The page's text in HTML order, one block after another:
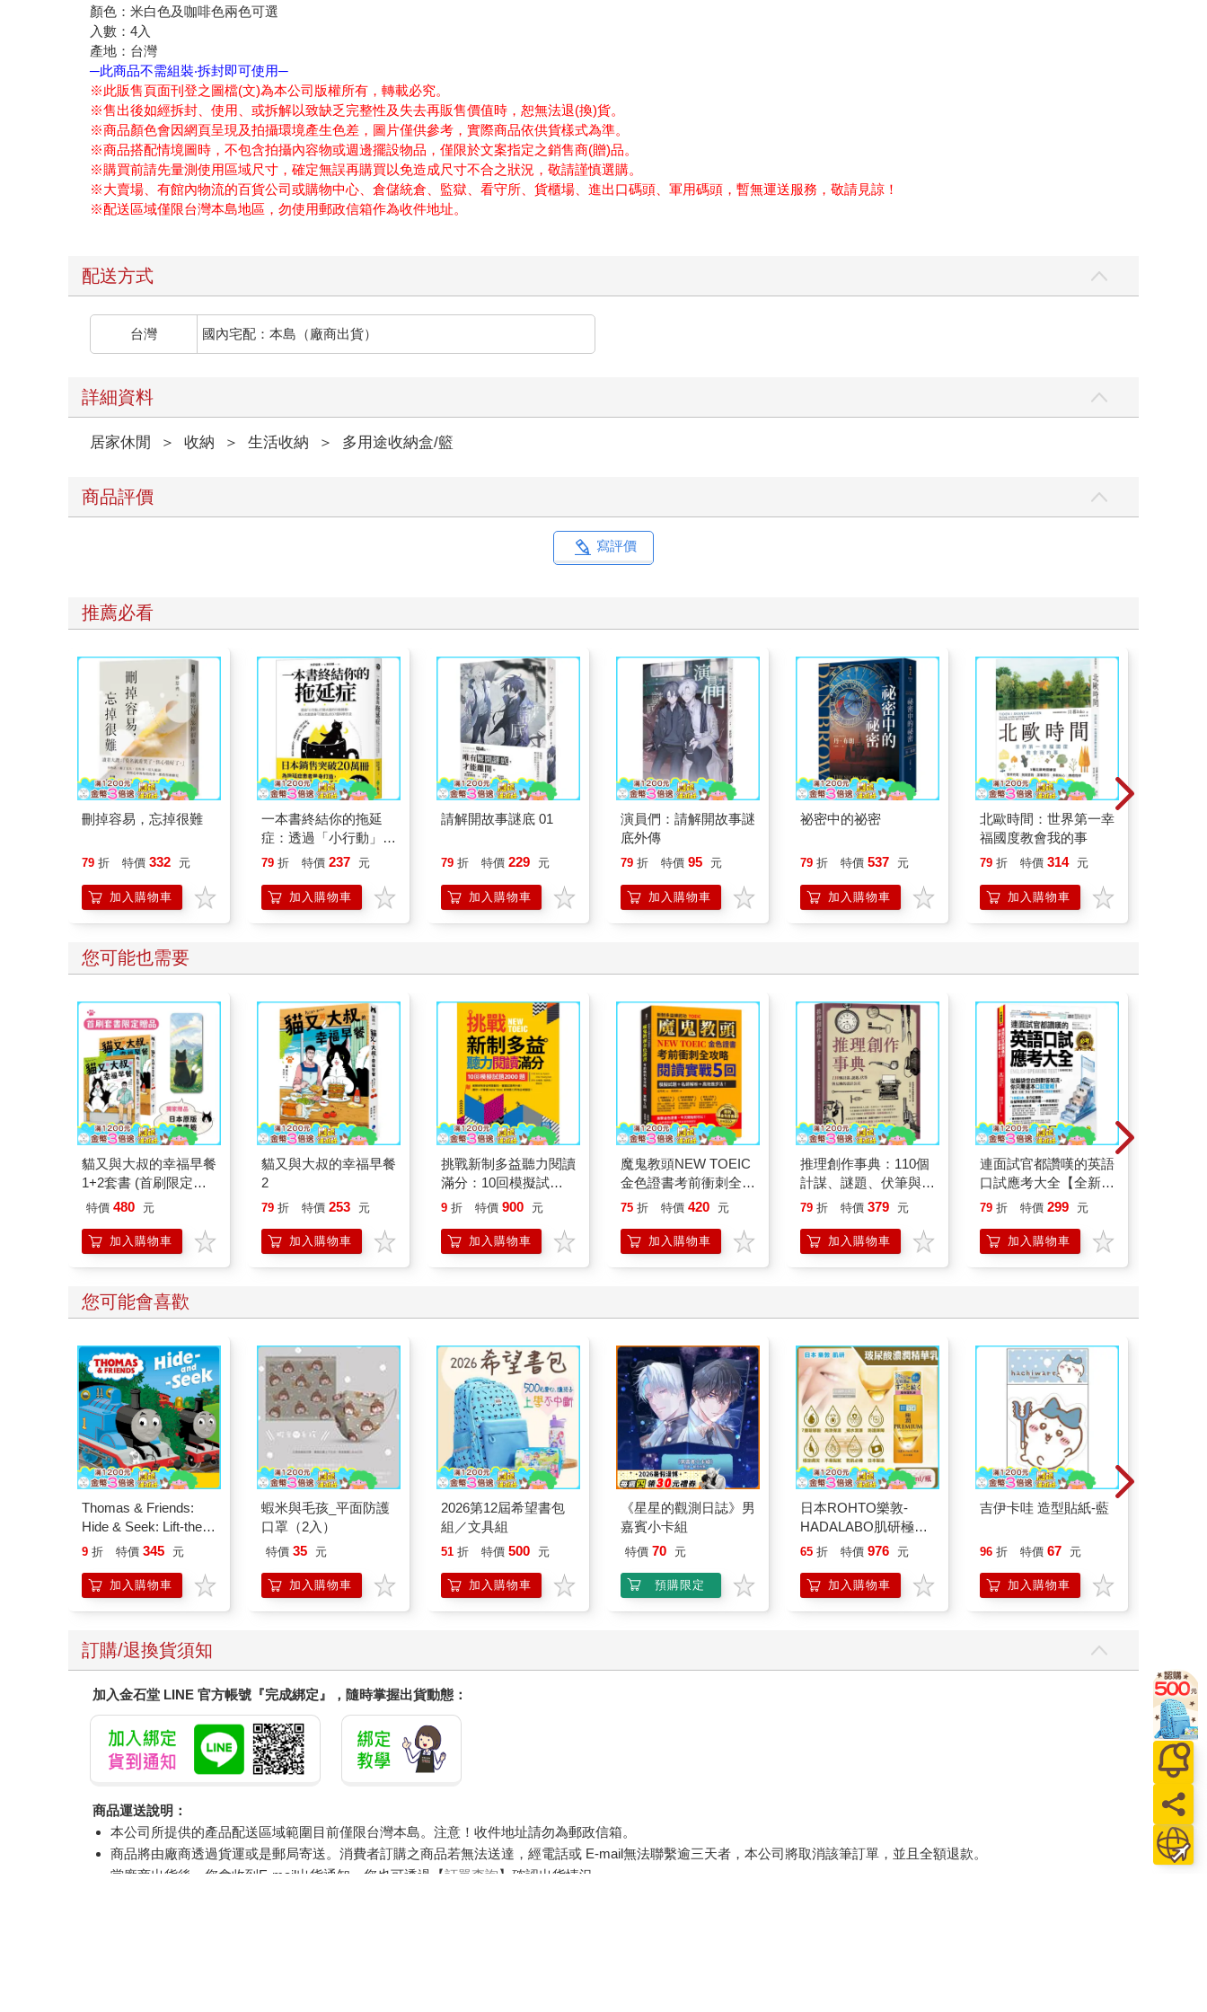
顏色：米白色及咖啡色兩色可選
入數：4入
產地：台灣
─此商品不需組裝‧拆封即可使用─
※此販售頁面刊登之圖檔(文)為本公司版權所有，轉載必究。
※售出後如經拆封、使用、或拆解以致缺乏完整性及失去再販售價值時，恕無法退(換)貨。
※商品顏色會因網頁呈現及拍攝環境產生色差，圖片僅供參考，實際商品依供貨樣式為準。
※商品搭配情境圖時，不包含拍攝內容物或週邊擺設物品，僅限於文案指定之銷售商(贈)品。
※購買前請先量測使用區域尺寸，確定無誤再購買以免造成尺寸不合之狀況，敬請謹慎選購。
※大賣場、有館內物流的百貨公司或購物中心、倉儲統倉、監獄、看守所、貨櫃場、進出口碼頭、軍用碼頭，暫無運送服務，敬請見諒！
※配送區域僅限台灣本島地區，勿使用郵政信箱作為收件地址。
配送方式
台灣 國內宅配：本島（廠商出貨）
詳細資料
居家休閒 ＞ 收納 ＞ 生活收納 ＞ 多用途收納盒/籃
商品評價
寫評價
推薦必看
刪掉容易，忘掉很難
79 折 特價 332 元
加入購物車
一本書終結你的拖延
症：透過「小行動」打
開大腦的行動開關，懶
的37個科學方法
79 折 特價 237 元
加入購物車
請解開故事謎底 01
79 折 特價 229 元
加入購物車
演員們：請解開故事謎
底外傳
79 折 特價 95 元
加入購物車
祕密中的祕密
79 折 特價 537 元
加入購物車
北歐時間：世界第一幸
福國度教會我的事
79 折 特價 314 元
加入購物車
您可能也需要
貓又與大叔的幸福早餐
1+2套書 (首刷限定加
贈「一起走過雨天晴
籤)
特價 480 元
加入購物車
貓又與大叔的幸福早餐
2
79 折 特價 253 元
加入購物車
挑戰新制多益聽力閱讀
滿分：10回模擬試題
2000題【聽力+閱讀】
隨身聽APP）
9 折 特價 900 元
加入購物車
魔鬼教頭NEW TOEIC
金色證書考前衝刺全攻
略閱讀實戰5回：模擬
進步法！【新制多益練
武功TOEIC】
75 折 特價 420 元
加入購物車
推理創作事典：110個
計謀、謎題、伏筆與反
轉的設計公式
79 折 特價 379 元
加入購物車
連面試官都讚嘆的英語
口試應考大全【全新修
訂版】(附「Youtor
讀筆)
79 折 特價 299 元
加入購物車
您可能會喜歡
Thomas & Friends:
Hide & Seek: Lift-the-
flap book
9 折 特價 345 元
加入購物車
蝦米與毛孩_平面防護
口罩（2入）
特價 35 元
加入購物車
2026第12屆希望書包
組／文具組
51 折 特價 500 元
加入購物車
《星星的觀測日誌》男
嘉賓小卡組
特價 70 元
預購限定
日本ROHTO樂敦-
HADALABO肌研極潤
金緻7重玻尿酸高效保
140ml/金瓶(Premium
臉部肌膚護理乳霜,素
65 折 特價 976 元
加入購物車
吉伊卡哇 造型貼紙-藍
96 折 特價 67 元
加入購物車
訂購/退換貨須知
加入金石堂 LINE 官方帳號『完成綁定』，隨時掌握出貨動態：
商品運送說明：
本公司所提供的產品配送區域範圍目前僅限台灣本島。注意！收件地址請勿為郵政信箱。
商品將由廠商透過貨運或是郵局寄送。消費者訂購之商品若無法送達，經電話或 E-mail無法聯繫逾三天者，本公司將取消該筆訂單，並且全額退款。
當廠商出貨後，您會收到E-mail出貨通知，您也可透過【訂單查詢】確認出貨情況。